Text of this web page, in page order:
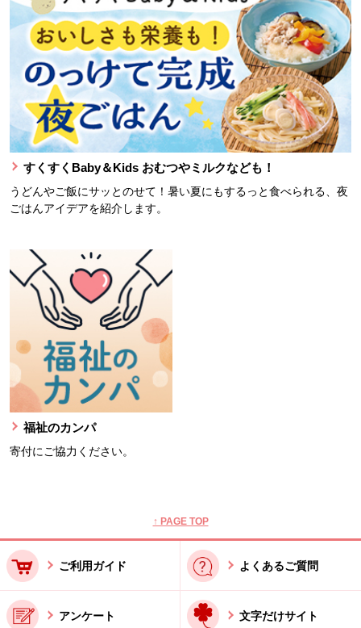
すくすくBaby＆Kids おむつやミルクなども！
うどんやご飯にサッとのせて！暑い夏にもするっと食べられる、夜
ごはんアイデアを紹介します。
福祉のカンパ
寄付にご協力ください。
↑ PAGE TOP
ご利用ガイド よくあるご質問
アンケート 文字だけサイト